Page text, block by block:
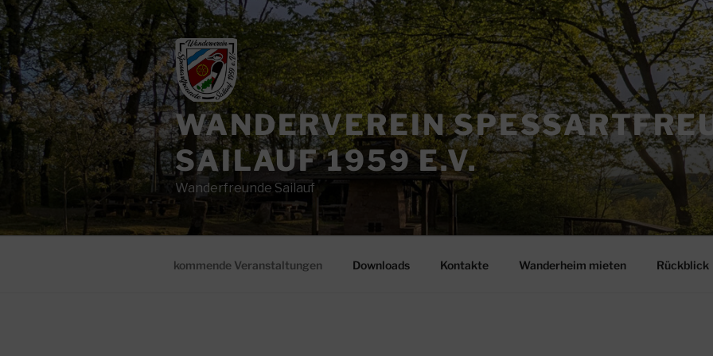
Zum
Inhalt
springen
WANDERVEREIN
SAILAUF 1959 E.V.
Wanderfreunde Sailauf
kommende Veranstaltungen Downloads Kontakte Wanderheim mieten Rückblick